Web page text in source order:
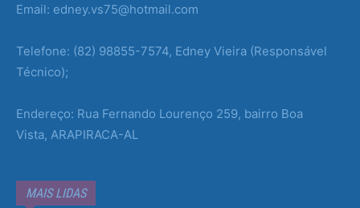
Email: edney.vs75@hotmail.com
Telefone: (82) 98855-7574, Edney Vieira (Responsável
Técnico);
Endereço: Rua Fernando Lourenço 259, bairro Boa
Vista, ARAPIRACA-AL
MAIS LIDAS